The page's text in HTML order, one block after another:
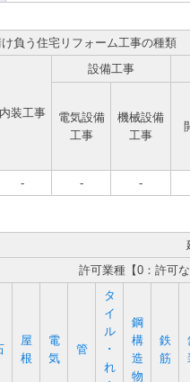
負う住宅リフォーム工事の種類
内装工事
設備工事
電気設備
工事
機械設備
工事
- - -
許可業種【0：許可
屋
根
電
気
管
タ
イ
ル
･
れ
鋼
構
造
物
鉄
筋